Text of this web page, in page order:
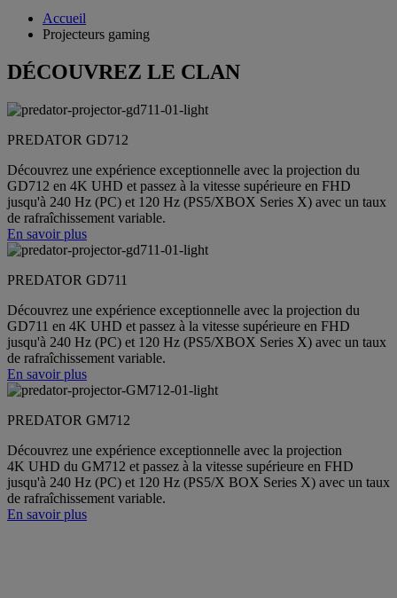
Accueil
Projecteurs gaming
DÉCOUVREZ LE CLAN
PREDATOR GD712
Découvrez une expérience exceptionnelle avec la projection du
GD712 en 4K UHD et passez à la vitesse supérieure en FHD
jusqu'à 240 Hz (PC) et 120 Hz (PS5/XBOX Series X) avec un taux
de rafraîchissement variable.
En savoir plus
PREDATOR GD711
Découvrez une expérience exceptionnelle avec la projection du
GD711 en 4K UHD et passez à la vitesse supérieure en FHD
jusqu'à 240 Hz (PC) et 120 Hz (PS5/XBOX Series X) avec un taux
de rafraîchissement variable.
En savoir plus
PREDATOR GM712
Découvrez une expérience exceptionnelle avec la projection
4K UHD du GM712 et passez à la vitesse supérieure en FHD
jusqu'à 240 Hz (PC) et 120 Hz (PS5/X BOX Series X) avec un taux
de rafraîchissement variable.
En savoir plus